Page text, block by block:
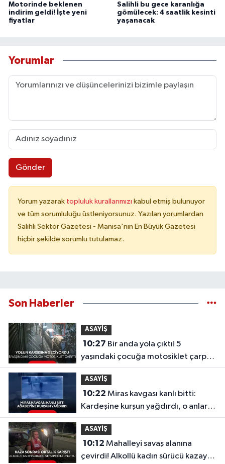
Motorinde beklenen
indirim geldi! İşte yeni
fiyatlar
Salihli bu gece karanlığa
gömülecek: 4 saatlik kesinti
yaşanacak
Yorumlar
Gönder
Yorum yazarak topluluk kurallarımızı kabul etmiş bulunuyor
ve tüm sorumluluğu üstleniyorsunuz. Yazılan yorumlardan
Salihli Sektör Gazetesi - Manisa'nın En Büyük Gazetesi
hiçbir şekilde sorumlu tutulamaz.
Son Haberler
ASAYİŞ
10:27
yaşındaki çocuğa motosiklet çarptı |
Kaza anı kameralara yansıdı
ASAYİŞ
10:22
Kardeşine kurşun yağdırdı, o anlar
kamerada...
ASAYİŞ
10:12
çevirdi! Alkollü kadın sürücü kazayı